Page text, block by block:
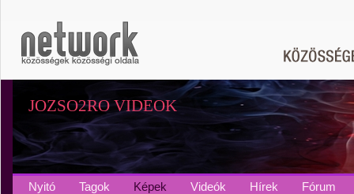
JOZSO2RO VIDEOK
Nyitó Tagok Képek Videók Hírek Fórum